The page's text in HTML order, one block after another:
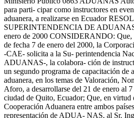
para parti- cipar como instructores en
aduanera, a realizarse en Ecuador
SUPERINTENDENCIA DE ADUANAS
enero de 2000 CONSIDERANDO: Que,
de fecha 7 de enero del 2000, la
-CAE- solicita a la Su- perintendencia
ADUANAS-, la colabora- ción de
un segundo programa de capacitación de
aduanera, en los temas de Valoración,
Aforo, a desarrollarse del 21 de enero al
ciudad de Quito, Ecuador; Que, en virtud
Cooperación Aduanera entre ambos
representación de ADUA- NAS, al Sr.